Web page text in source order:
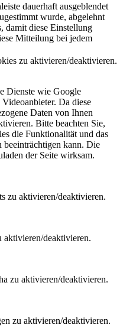
dauerhaft ausgeblendet
wurde, abgelehnt
damit diese Einstellung
Mitteilung bei jedem
zu aktivieren/deaktivieren.
Dienste wie Google
Da diese
Daten von Ihnen
Bitte beachten Sie,
die Funktionalität und das
beeinträchtigen kann. Die
der Seite wirksam.
zu aktivieren/deaktivieren.
deaktivieren.
zu aktivieren/deaktivieren.
zu aktivieren/deaktivieren.